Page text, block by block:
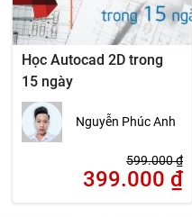
Học Autocad 2D trong
15 ngày
Nguyễn Phúc Anh
599.000₫
399.000 ₫